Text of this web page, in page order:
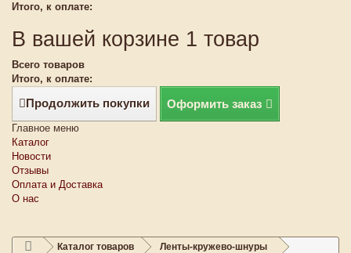
Итого, к оплате:
В вашей корзине 1 товар
Всего товаров
Итого, к оплате:
Продолжить покупки Оформить заказ
Главное меню
Каталог
Новости
Отзывы
Оплата и Доставка
О нас
Каталог товаров
Ленты-кружево-шнуры